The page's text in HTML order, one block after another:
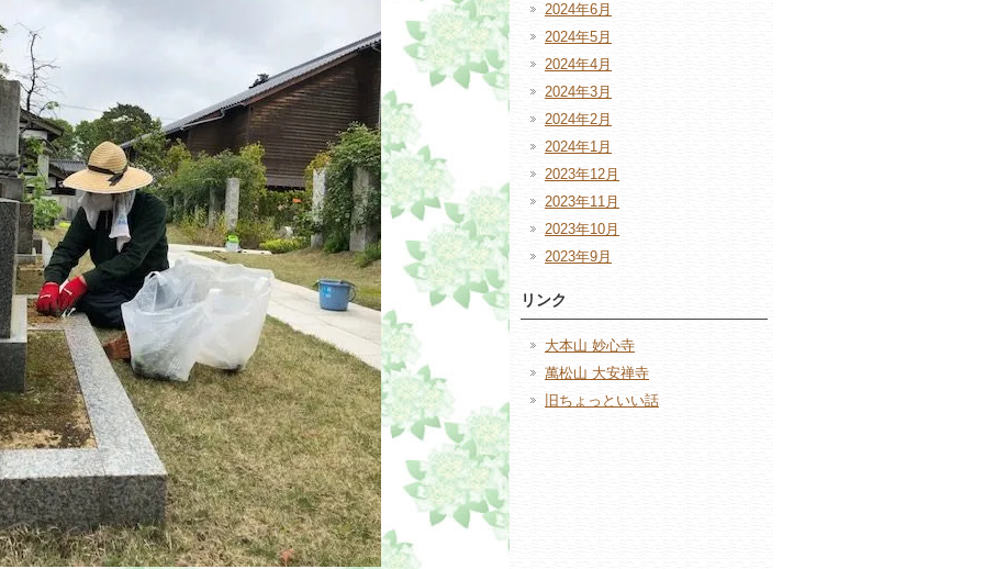
2024年6月
2024年5月
2024年4月
2024年3月
2024年2月
2024年1月
2023年12月
2023年11月
2023年10月
2023年9月
リンク
大本山 妙心寺
萬松山 大安禅寺
旧ちょっといい話